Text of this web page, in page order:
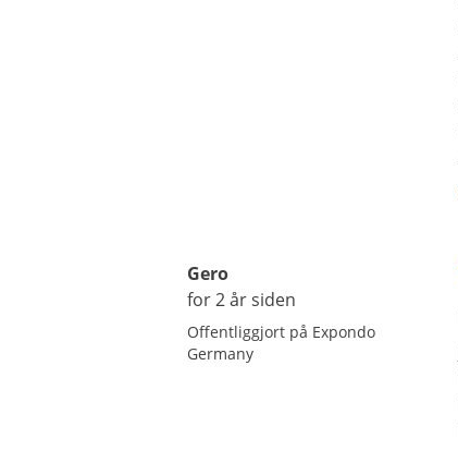
Gero
for 2 år siden
Offentliggjort på Expondo
Germany